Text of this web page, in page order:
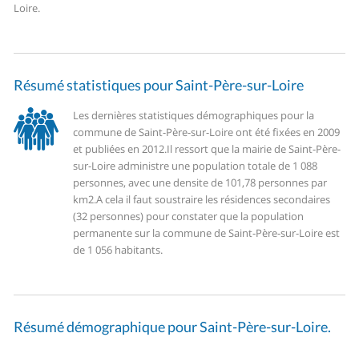
Loire.
Résumé statistiques pour Saint-Père-sur-Loire
Les dernières statistiques démographiques pour la
commune de Saint-Père-sur-Loire ont été fixées en 2009
et publiées en 2012.Il ressort que la mairie de Saint-Père-
sur-Loire administre une population totale de 1 088
personnes, avec une densite de 101,78 personnes par
km2.A cela il faut soustraire les résidences secondaires
(32 personnes) pour constater que la population
permanente sur la commune de Saint-Père-sur-Loire est
de 1 056 habitants.
Résumé démographique pour Saint-Père-sur-Loire.